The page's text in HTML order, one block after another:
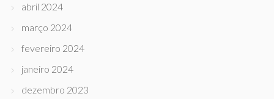
abril 2024
março 2024
fevereiro 2024
janeiro 2024
dezembro 2023